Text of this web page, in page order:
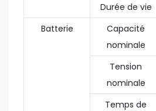
Durée de vie
Batterie
Capacité
nominale
Tension
nominale
Temps de